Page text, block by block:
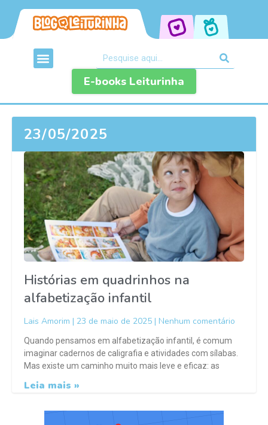
E-books Leiturinha
23/05/2025
Histórias em quadrinhos na
alfabetização infantil
Lais Amorim 23 de maio de 2025 Nenhum comentário
Quando pensamos em alfabetização infantil, é comum
imaginar cadernos de caligrafia e atividades com sílabas.
Mas existe um caminho muito mais leve e eficaz: as
Leia mais »